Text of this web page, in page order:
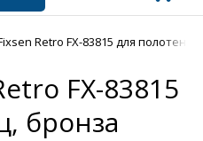
Retro FX-83815 для
FX-83815
бронза